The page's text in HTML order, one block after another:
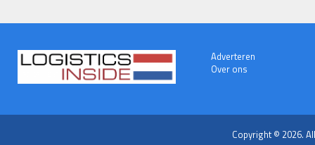
Adverteren
Over ons
Copyright © 2026.